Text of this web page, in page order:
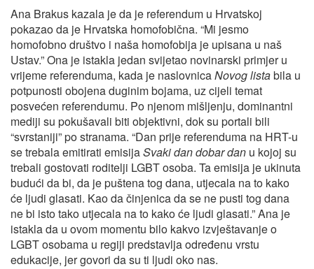
Ana Brakus kazala je da je referendum u Hrvatskoj
pokazao da je Hrvatska homofobična. “Mi jesmo
homofobno društvo i naša homofobija je upisana u naš
Ustav.” Ona je istakla jedan svijetao novinarski primjer u
vrijeme referenduma, kada je naslovnicaNovog listabila u
potpunosti obojena duginim bojama, uz cijeli temat
posvećen referendumu. Po njenom mišljenju, dominantni
mediji su pokušavali biti objektivni, dok su portali bili
“svrstaniji” po stranama. “Dan prije referenduma na HRT-u
se trebala emitirati emisijaSvaki dan dobar dan u kojoj su
trebali gostovati roditelji LGBT osoba. Ta emisija je ukinuta
budući da bi, da je puštena tog dana, utjecala na to kako
će ljudi glasati. Kao da činjenica da se ne pusti tog dana
ne bi isto tako utjecala na to kako će ljudi glasati.” Ana je
istakla da u ovom momentu bilo kakvo izvještavanje o
LGBT osobama u regiji predstavlja određenu vrstu
edukacije, jer govori da su ti ljudi oko nas.